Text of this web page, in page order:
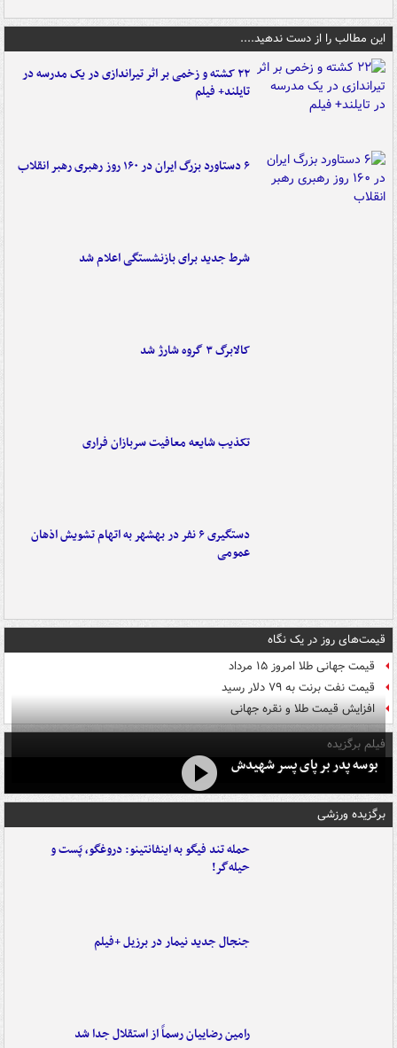
این مطالب را از دست ندهید....
۲۲ کشته و زخمی بر اثر تیراندازی در یک مدرسه در
تایلند+ فیلم
۶ دستاورد بزرگ ایران در ۱۶۰ روز رهبری رهبر انقلاب
شرط جدید برای بازنشستگی اعلام شد
کالابرگ ۳ گروه شارژ شد
تکذیب شایعه معافیت سربازان فراری
دستگیری ۶ نفر در بهشهر به اتهام تشویش اذهان
عمومی
قیمت‌های روز در یک نگاه
قیمت جهانی طلا امروز ۱۵ مرداد
قیمت نفت برنت به ۷۹ دلار رسید
افزایش قیمت طلا و نقره جهانی
فیلم برگزیده
بوسه‌ پدر بر پای پسر شهیدش
برگزیده ورزشی
حمله تند فیگو به اینفانتینو: دروغگو، پَست‌ و
حیله‌گر!
جنجال جدید نیمار در برزیل +فیلم
رامین رضاییان رسماً از استقلال جدا شد